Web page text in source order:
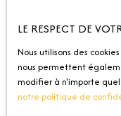
10
LE RESPECT DE
Nous utilisons des
nous permettent
modifier à n'importe quel
notre politique de